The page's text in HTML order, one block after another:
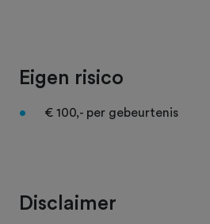
Eigen risico
€ 100,- per gebeurtenis
Disclaimer